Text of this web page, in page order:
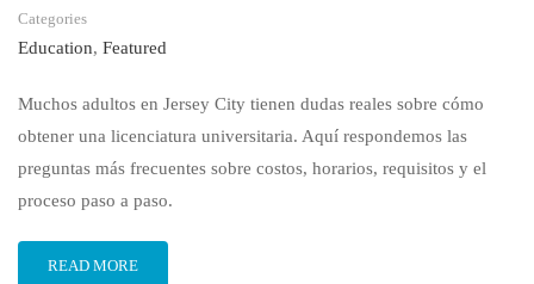
Categories
Education, Featured
Muchos adultos en Jersey City tienen dudas reales sobre cómo
obtener una licenciatura universitaria. Aquí respondemos las
preguntas más frecuentes sobre costos, horarios, requisitos y el
proceso paso a paso.
READ MORE